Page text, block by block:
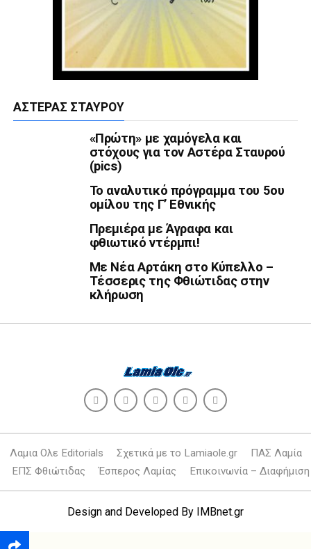
ΑΣΤΈΡΑΣ ΣΤΑΥΡΟΎ
«Πρώτη» με χαμόγελα και
στόχους για τον Αστέρα Σταυρού
(pics)
Το αναλυτικό πρόγραμμα του 5ου
ομίλου της Γ’ Εθνικής
Πρεμιέρα με Άγραφα και
φθιωτικό ντέρμπι!
Με Νέα Αρτάκη στο Κύπελλο –
Τέσσερις της Φθιώτιδας στην
κλήρωση
Λαμια Ολε Editorials Σχετικά με το Lamiaole.gr
ΠΑΣ Λαμία
ΕΠΣ Φθιώτιδας
Έσπερος Λαμίας Επικοινωνία – Διαφήμιση
Design and Developed By IMBnet.gr